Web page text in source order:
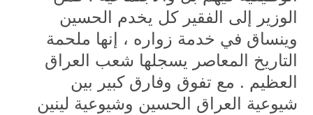
الوزير إلى الفقير كل يخدم الحسين
وينساق في خدمة زواره ، إنها ملحمة
التاريخ المعاصر يسجلها شعب العراق
العظيم . مع تفوق وفارق كبير بين
شيوعية العراق الحسين وشيوعية لينين